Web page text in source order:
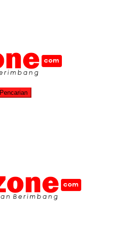
Pencarian